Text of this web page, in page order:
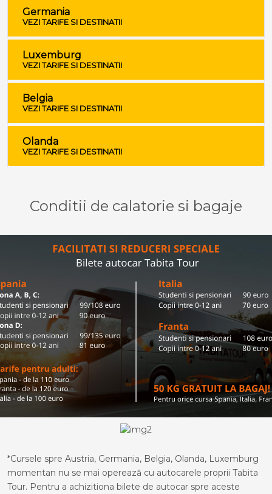
Germania
VEZI TARIFE SI DESTINATII
Luxemburg
VEZI TARIFE SI DESTINATII
Belgia
VEZI TARIFE SI DESTINATII
Olanda
VEZI TARIFE SI DESTINATII
Conditii de calatorie si bagaje
*Cursele spre Austria, Germania, Belgia, Olanda, Luxemburg
momentan nu se mai operează cu autocarele proprii Tabita
Tour. Pentru a achizitiona bilete de autocar spre aceste